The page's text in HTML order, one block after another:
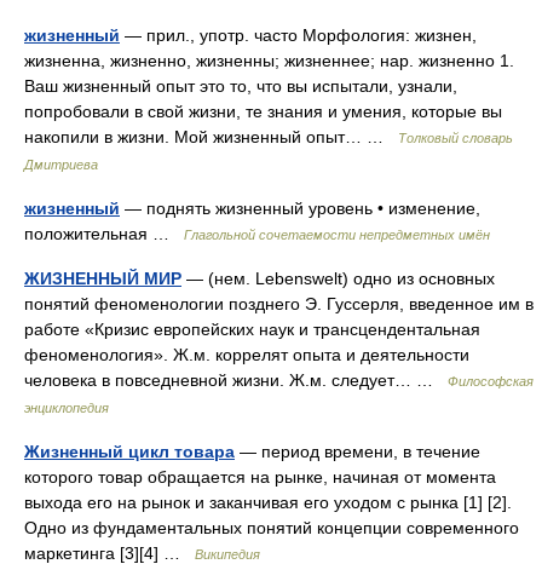
жизненный — прил., употр. часто Морфология: жизнен,
жизненна, жизненно, жизненны; жизненнее; нар. жизненно 1.
Ваш жизненный опыт это то, что вы испытали, узнали,
попробовали в свой жизни, те знания и умения, которые вы
накопили в жизни. Мой жизненный опыт… …
Толковый словарь
Дмитриева
жизненный — поднять жизненный уровень • изменение,
положительная …
Глагольной сочетаемости непредметных имён
ЖИЗНЕННЫЙ МИР — (нем. Lebenswelt) одно из основных
понятий феноменологии позднего Э. Гуссерля, введенное им в
работе «Кризис европейских наук и трансцендентальная
феноменология». Ж.м. коррелят опыта и деятельности
человека в повседневной жизни. Ж.м. следует… …
Философская
энциклопедия
Жизненный цикл товара — период времени, в течение
которого товар обращается на рынке, начиная от момента
выхода его на рынок и заканчивая его уходом с рынка [1] [2].
Одно из фундаментальных понятий концепции современного
маркетинга [3][4] …
Википедия